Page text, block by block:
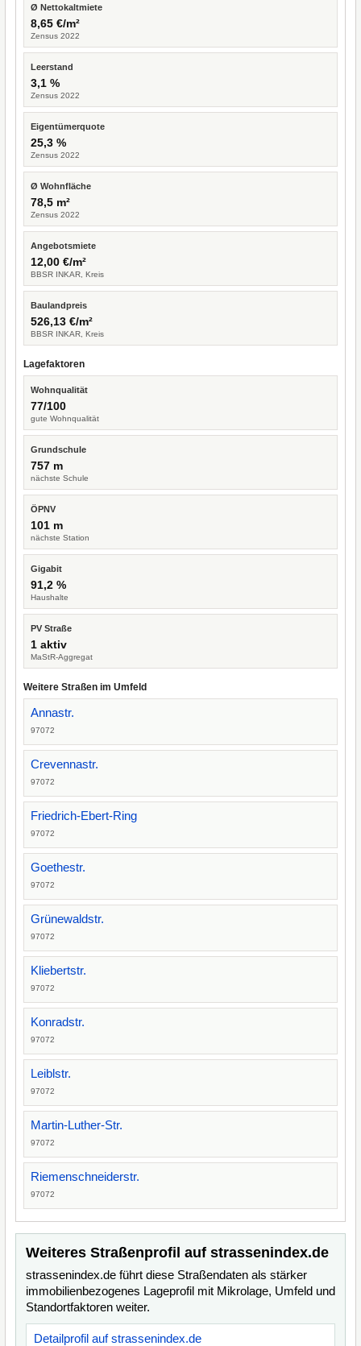
Ø Nettokaltmiete
8,65 €/m²
Zensus 2022
Leerstand
3,1 %
Zensus 2022
Eigentümerquote
25,3 %
Zensus 2022
Ø Wohnfläche
78,5 m²
Zensus 2022
Angebotsmiete
12,00 €/m²
BBSR INKAR, Kreis
Baulandpreis
526,13 €/m²
BBSR INKAR, Kreis
Lagefaktoren
Wohnqualität
77/100
gute Wohnqualität
Grundschule
757 m
nächste Schule
ÖPNV
101 m
nächste Station
Gigabit
91,2 %
Haushalte
PV Straße
1 aktiv
MaStR-Aggregat
Weitere Straßen im Umfeld
Annastr.
97072
Crevennastr.
97072
Friedrich-Ebert-Ring
97072
Goethestr.
97072
Grünewaldstr.
97072
Kliebertstr.
97072
Konradstr.
97072
Leiblstr.
97072
Martin-Luther-Str.
97072
Riemenschneiderstr.
97072
Weiteres Straßenprofil auf strassenindex.de
strassenindex.de führt diese Straßendaten als stärker
immobilienbezogenes Lageprofil mit Mikrolage, Umfeld und
Standortfaktoren weiter.
Detailprofil auf strassenindex.de